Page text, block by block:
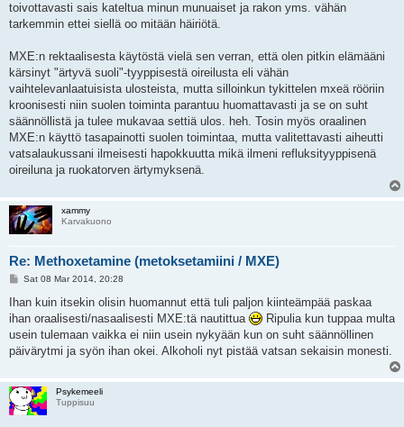
toivottavasti sais kateltua minun munuaiset ja rakon yms. vähän
tarkemmin ettei siellä oo mitään häiriötä.
MXE:n rektaalisesta käytöstä vielä sen verran, että olen pitkin elämääni
kärsinyt "ärtyvä suoli"-tyyppisestä oireilusta eli vähän
vaihtelevanlaatuisista ulosteista, mutta silloinkun tykittelen mxeä rööriin
kroonisesti niin suolen toiminta parantuu huomattavasti ja se on suht
säännöllistä ja tulee mukavaa settiä ulos. heh. Tosin myös oraalinen
MXE:n käyttö tasapainotti suolen toimintaa, mutta valitettavasti aiheutti
vatsalaukussani ilmeisesti hapokkuutta mikä ilmeni refluksityyppisenä
oireiluna ja ruokatorven ärtymyksenä.
xammy
Karvakuono
Re: Methoxetamine (metoksetamiini / MXE)
P
s
Sat 08 Mar 2014, 20:28
Ihan kuin itsekin olisin huomannut että tuli paljon kiinteämpää paskaa
ihan oraalisesti/nasaalisesti MXE:tä nautittua
Ripulia kun tuppaa multa
usein tulemaan vaikka ei niin usein nykyään kun on suht säännöllinen
päivärytmi ja syön ihan okei. Alkoholi nyt pistää vatsan sekaisin monesti.
Psykemeeli
Tuppisuu